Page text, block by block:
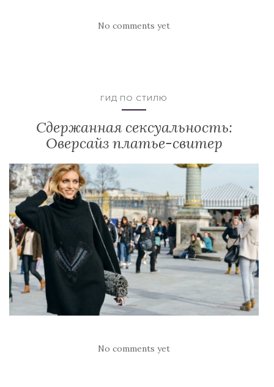
No comments yet
ГИД ПО СТИЛЮ
Сдержанная сексуальность:
Оверсайз платье-свитер
No comments yet